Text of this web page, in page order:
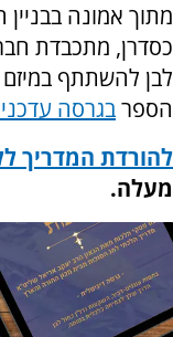
מתוך אמונה
כסדרן, מתכבדת
לבן להשתתף
הספרבגרסה
להורדת המדריך
מעלה.